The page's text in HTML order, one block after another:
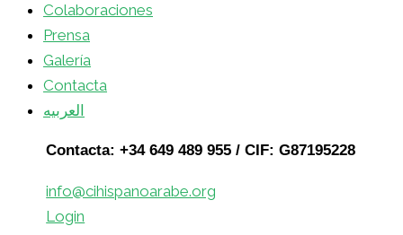
Colaboraciones
Prensa
Galería
Contacta
العربيه
Contacta: +34 649 489 955 / CIF: G87195228
info@cihispanoarabe.org
Login